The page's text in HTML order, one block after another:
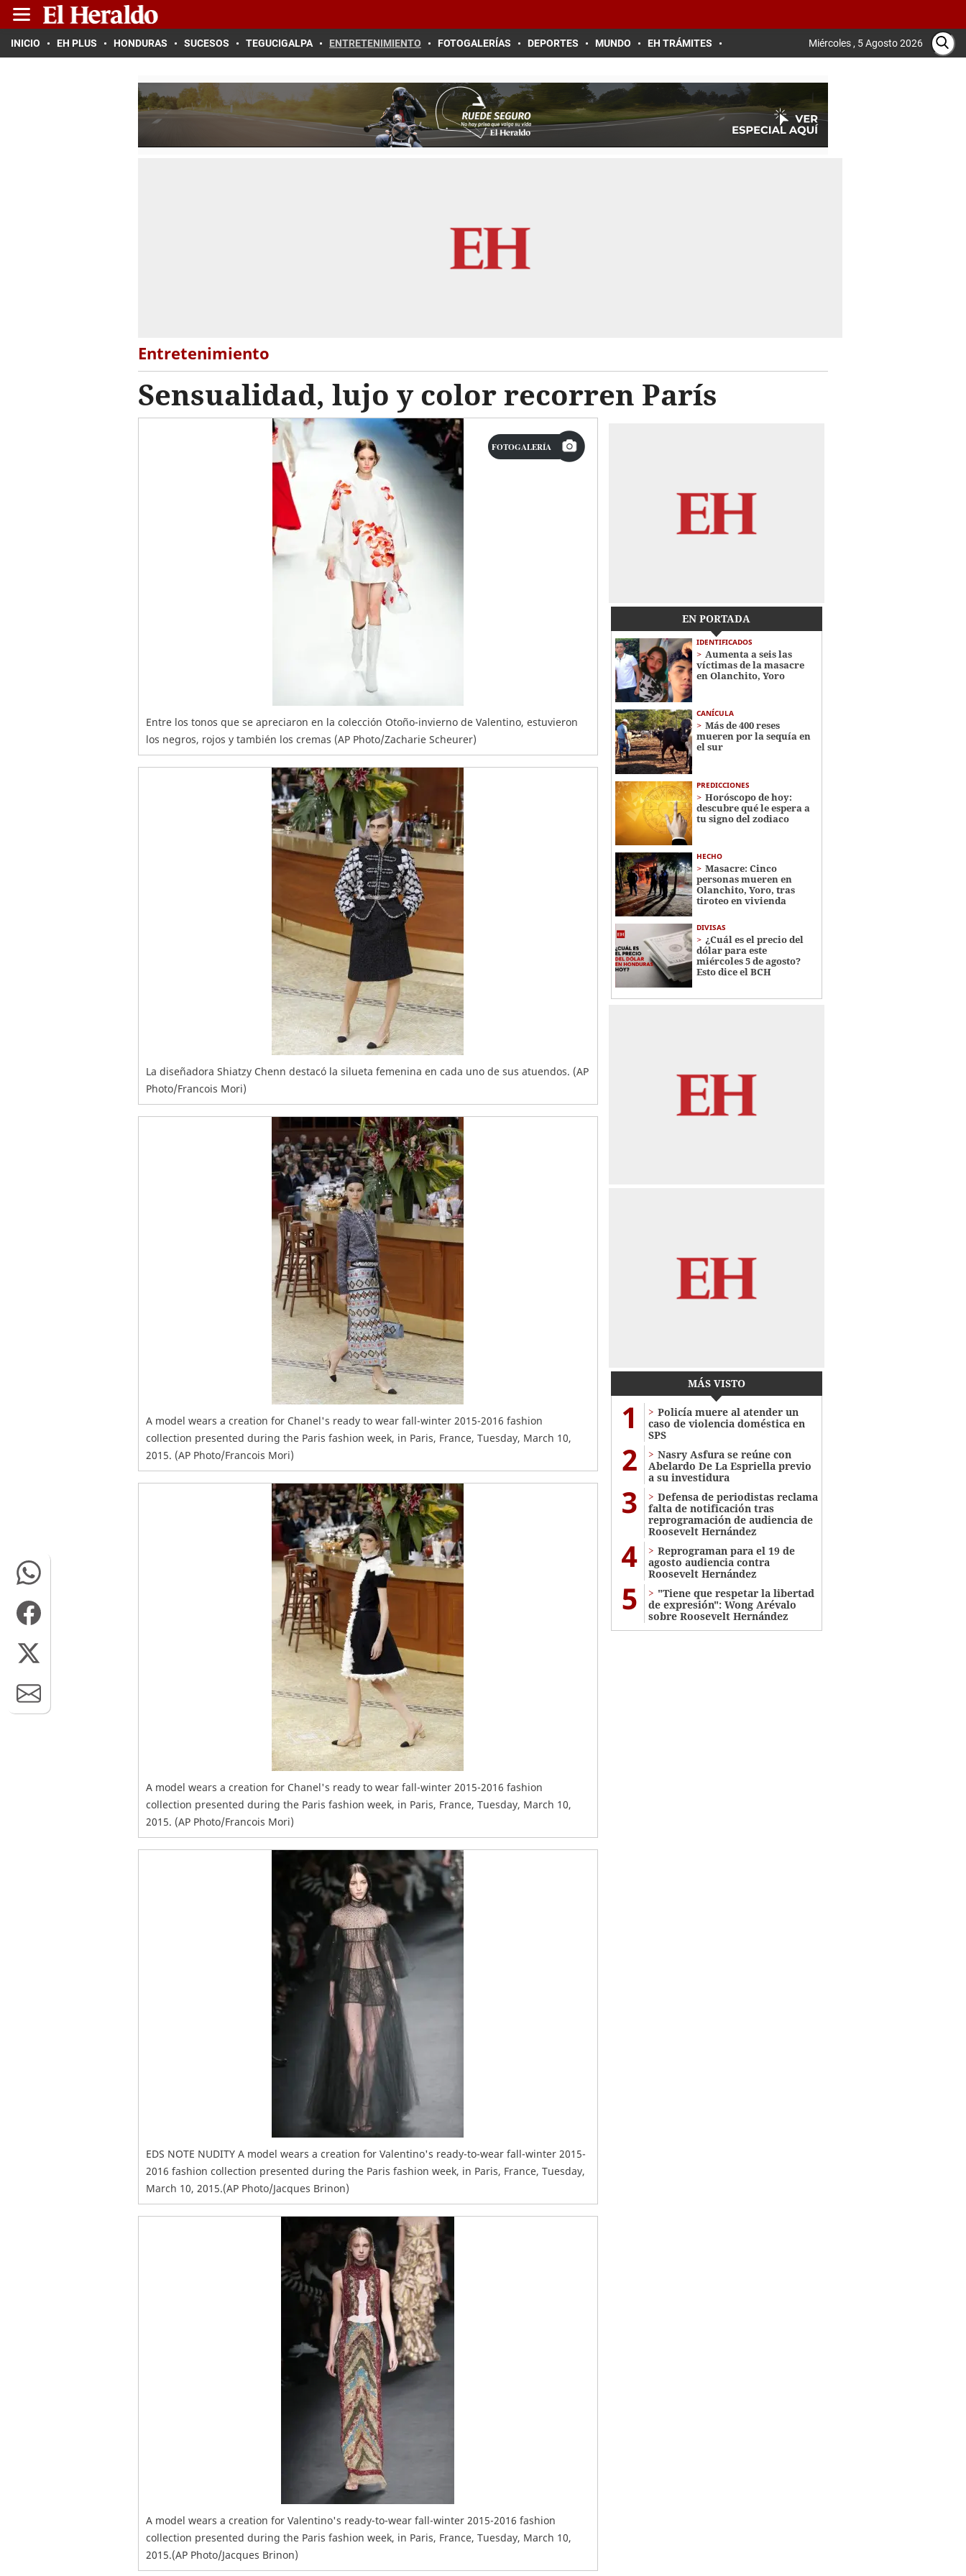
INICIO EH PLUS HONDURAS SUCESOS TEGUCIGALPA ENTRETENIMIENTO FOTOGALERÍAS DEPORTES MUNDO EH TRÁMITES Miércoles , 5 Agosto 2026
Entretenimiento
Sensualidad, lujo y color recorren París
FOTOGALERÍA
Entre los tonos que se apreciaron en la colección Otoño-invierno de Valentino, estuvieron
los negros, rojos y también los cremas (AP Photo/Zacharie Scheurer)
La diseñadora Shiatzy Chenn destacó la silueta femenina en cada uno de sus atuendos. (AP
Photo/Francois Mori)
A model wears a creation for Chanel's ready to wear fall-winter 2015-2016 fashion
collection presented during the Paris fashion week, in Paris, France, Tuesday, March 10,
2015. (AP Photo/Francois Mori)
A model wears a creation for Chanel's ready to wear fall-winter 2015-2016 fashion
collection presented during the Paris fashion week, in Paris, France, Tuesday, March 10,
2015. (AP Photo/Francois Mori)
EDS NOTE NUDITY A model wears a creation for Valentino's ready-to-wear fall-winter 2015-
2016 fashion collection presented during the Paris fashion week, in Paris, France, Tuesday,
March 10, 2015.(AP Photo/Jacques Brinon)
A model wears a creation for Valentino's ready-to-wear fall-winter 2015-2016 fashion
collection presented during the Paris fashion week, in Paris, France, Tuesday, March 10,
2015.(AP Photo/Jacques Brinon)
EN PORTADA
IDENTIFICADOS
Aumenta a seis las
víctimas de la masacre
en Olanchito, Yoro
CANÍCULA
Más de 400 reses
mueren por la sequía en
el sur
PREDICCIONES
Horóscopo de hoy:
descubre qué le espera a
tu signo del zodiaco
HECHO
Masacre: Cinco
personas mueren en
Olanchito, Yoro, tras
tiroteo en vivienda
DIVISAS
¿Cuál es el precio del
dólar para este
miércoles 5 de agosto?
Esto dice el BCH
MÁS VISTO
1
Policía muere al atender un
caso de violencia doméstica en
SPS
2
Nasry Asfura se reúne con
Abelardo De La Espriella previo
a su investidura
3
Defensa de periodistas reclama
falta de notificación tras
reprogramación de audiencia de
Roosevelt Hernández
4
Reprograman para el 19 de
agosto audiencia contra
Roosevelt Hernández
5
"Tiene que respetar la libertad
de expresión": Wong Arévalo
sobre Roosevelt Hernández